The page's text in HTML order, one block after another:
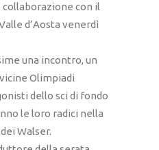
collaborazione con il
d’Aosta venerdì
una incontro, un
Olimpiadi
dello sci di fondo
le loro radici nella
Walser.